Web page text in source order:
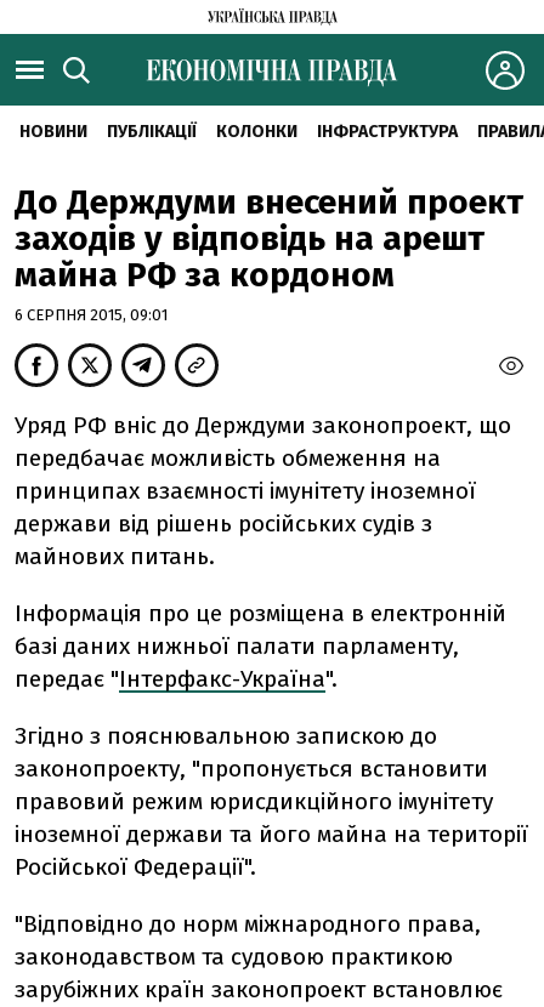
НОВИНИ ПУБЛІКАЦІЇ КОЛОНКИ ІНФРАСТРУКТУРА
До Держдуми внесений проект
заходів у відповідь на арешт
майна РФ за кордоном
6 СЕРПНЯ 2015, 09:01
Уряд РФ вніс до Держдуми законопроект, що
передбачає можливість обмеження на
принципах взаємності імунітету іноземної
держави від рішень російських судів з
майнових питань.
Інформація про це розміщена в електронній
базі даних нижньої палати парламенту,
передає "Інтерфакс-Україна".
Згідно з пояснювальною запискою до
законопроекту, "пропонується встановити
правовий режим юрисдикційного імунітету
іноземної держави та його майна на території
Російської Федерації".
"Відповідно до норм міжнародного права,
законодавством та судовою практикою
зарубіжних країн законопроект встановлює